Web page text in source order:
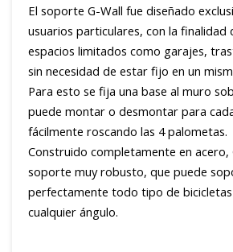
El soporte G-Wall fue diseñado
usuarios particulares, con la finalidad
espacios limitados como garajes,
sin necesidad de estar fijo en un
Para esto se fija una base al muro
puede montar o desmontar para
fácilmente roscando las 4 palometas.
Construido completamente en acero,
soporte muy robusto, que puede
perfectamente todo tipo de bicicletas
cualquier ángulo.